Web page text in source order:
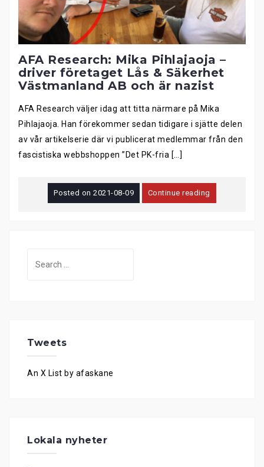
AFA Research: Mika Pihlajaoja –
driver företaget Lås & Säkerhet
Västmanland AB och är nazist
AFA Research väljer idag att titta närmare på Mika
Pihlajaoja. Han förekommer sedan tidigare i sjätte delen
av vår artikelserie där vi publicerat medlemmar från den
fascistiska webbshoppen ”Det PK-fria […]
Posted on2021-08-09 Continue reading
Tweets
An X List by afaskane
Lokala nyheter